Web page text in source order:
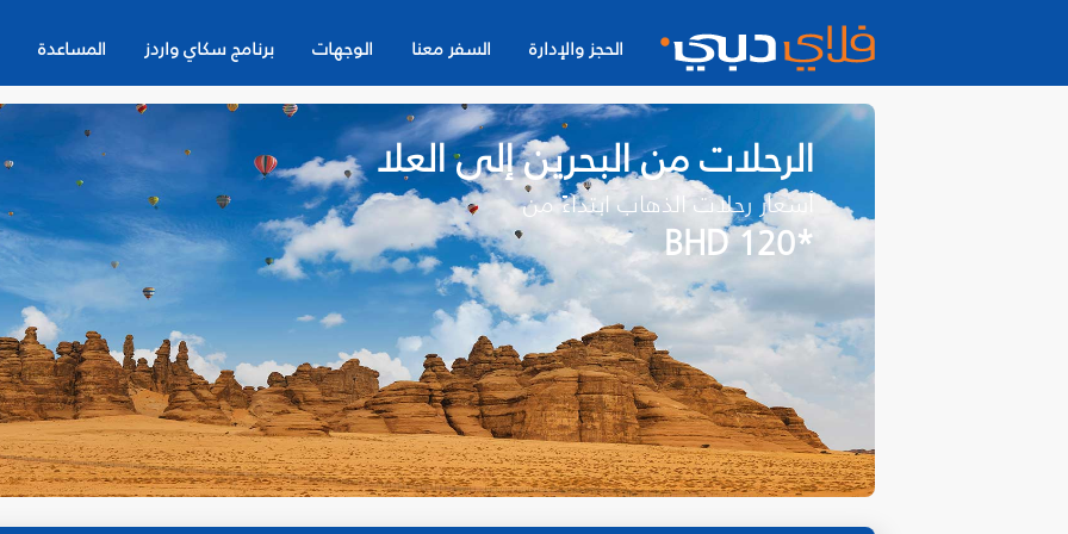
الحجز والإدارة السفر معنا الوجهات برنامج سكاي واردز المساعدة
الرحلات من البحرين إلى العلا
أسعار رحلات الذهاب ابتداءً من
*BHD 120